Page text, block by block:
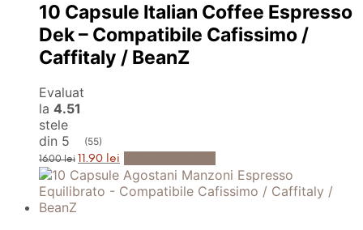
10 Capsule Italian Coffee Espresso
Dek – Compatibile Cafissimo /
Caffitaly / BeanZ
Evaluat
la 4.51
stele
din 5
(55)
16.00lei Prețul
inițial
a
fost:
11.90 lei Prețul
curent
este:
11.90 lei.